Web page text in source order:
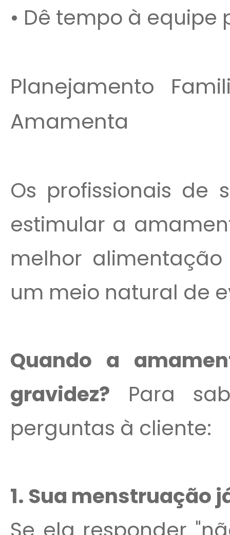
• Dê tempo à
Planejamento
Amamenta
Os profissionais de
estimular a
melhor
um meio natural de
Quando a
gravidez? Para
perguntas à cliente:
1. Sua menstruação